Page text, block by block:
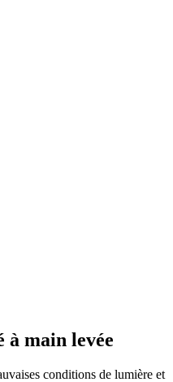
à main levée
conditions de lumière et